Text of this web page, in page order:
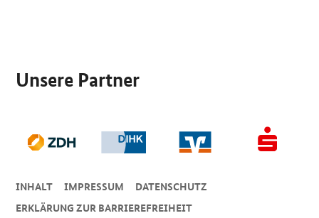
Unsere Partner
INHALT IMPRESSUM
DA­TEN­SCHUTZ
ERKLÄRUNG ZUR BARRIEREFREIHEIT